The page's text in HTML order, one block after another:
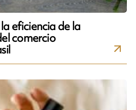
eficiencia de la
comercio